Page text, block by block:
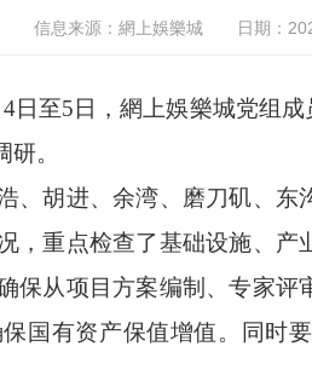
信息来源：網上娛樂城 日期：
日至5日，網上娛樂城党组
。
、胡进、余湾、磨刀矶、
，重点检查了基础设施、
保从项目方案编制、专家
国有资产保值增值。同时